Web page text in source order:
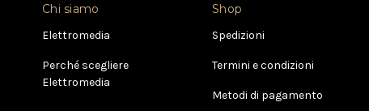
Chi siamo
Elettromedia
Perché scegliere
Elettromedia
Shop
Spedizioni
Termini e condizioni
Metodi di pagamento